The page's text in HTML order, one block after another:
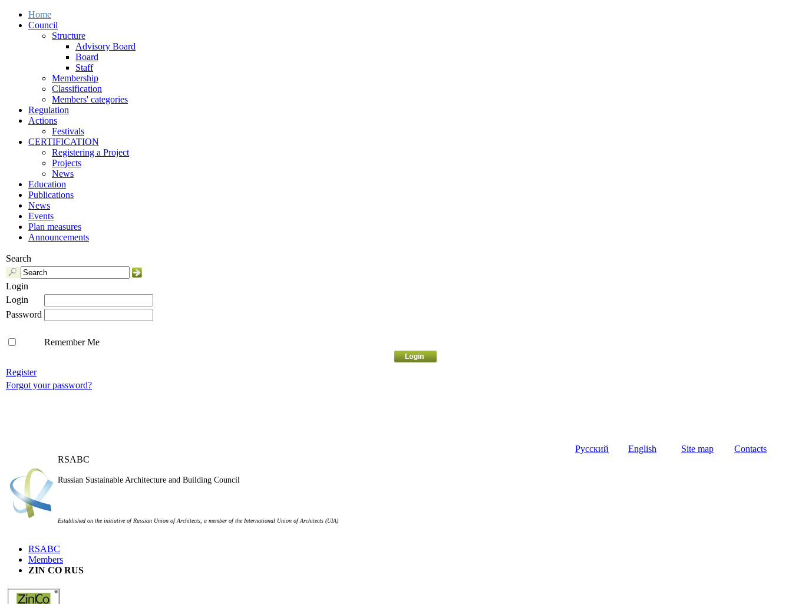
Home
Council
Structure
Advisory Board
Board
Staff
Membership
Classification
Members' categories
Regulation
Actions
Festivals
CERTIFICATION
Registering a Project
Projects
News
Education
Publications
News
Events
Plan measures
Announcements
Search
Login
Login
Password
Remember Me
Register
Forgot your password?
Русский English Site map
Contacts
RSABC
Russian Sustainable Architecture and Building Council
Established on the initiative of Russian Union of Architects, a member of the International Union of Architects (UIA)
RSABC
Members
ZIN CO RUS